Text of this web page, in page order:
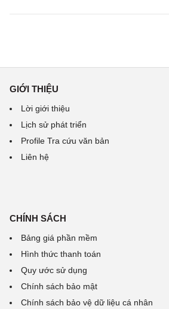
GIỚI THIỆU
Lời giới thiệu
Lịch sử phát triển
Profile Tra cứu văn bản
Liên hệ
CHÍNH SÁCH
Bảng giá phần mềm
Hình thức thanh toán
Quy ước sử dụng
Chính sách bảo mật
Chính sách bảo vệ dữ liệu cá nhân